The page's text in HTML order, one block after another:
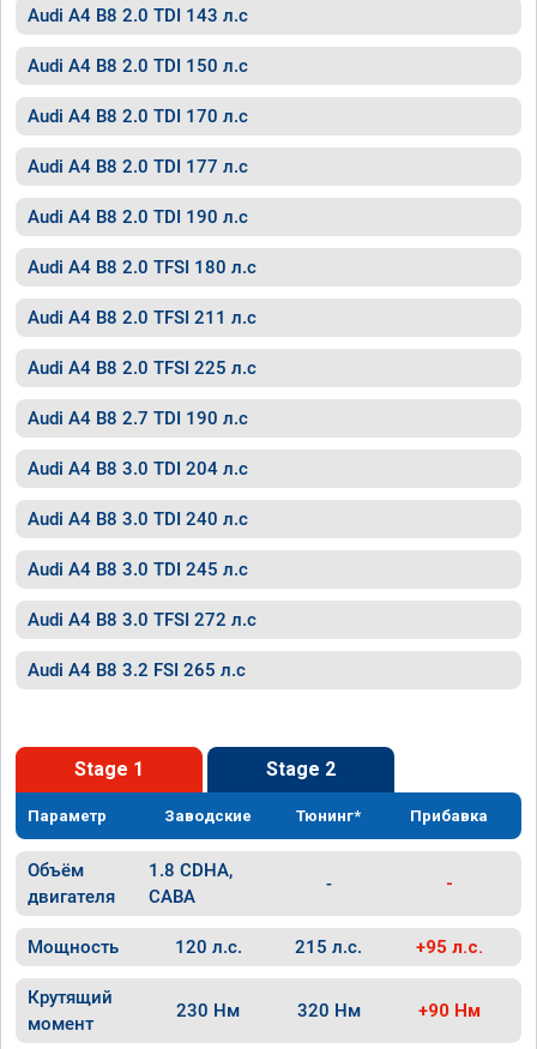
Audi A4 B8 2.0 TDI 143 л.с
Audi A4 B8 2.0 TDI 150 л.с
Audi A4 B8 2.0 TDI 170 л.с
Audi A4 B8 2.0 TDI 177 л.с
Audi A4 B8 2.0 TDI 190 л.с
Audi A4 B8 2.0 TFSI 180 л.с
Audi A4 B8 2.0 TFSI 211 л.с
Audi A4 B8 2.0 TFSI 225 л.с
Audi A4 B8 2.7 TDI 190 л.с
Audi A4 B8 3.0 TDI 204 л.с
Audi A4 B8 3.0 TDI 240 л.с
Audi A4 B8 3.0 TDI 245 л.с
Audi A4 B8 3.0 TFSI 272 л.с
Audi A4 B8 3.2 FSI 265 л.с
Stage 1 Stage 2
Параметр Заводские Тюнинг* Прибавка
Объём
двигателя
1.8 CDHA,
CABA
- -
Мощность 120 л.с. 215 л.с. +95 л.с.
Крутящий
момент
230 Нм 320 Нм +90 Нм